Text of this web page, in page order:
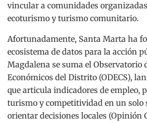
vincular a comunidades
ecoturismo y turismo comunitario.
Afortunadamente, Santa Marta ha
ecosistema de datos para la acción
Magdalena se suma el Observatorio
Económicos del Distrito (ODECS),
que articula indicadores de empleo,
turismo y competitividad en un solo
orientar decisiones locales (Opinión